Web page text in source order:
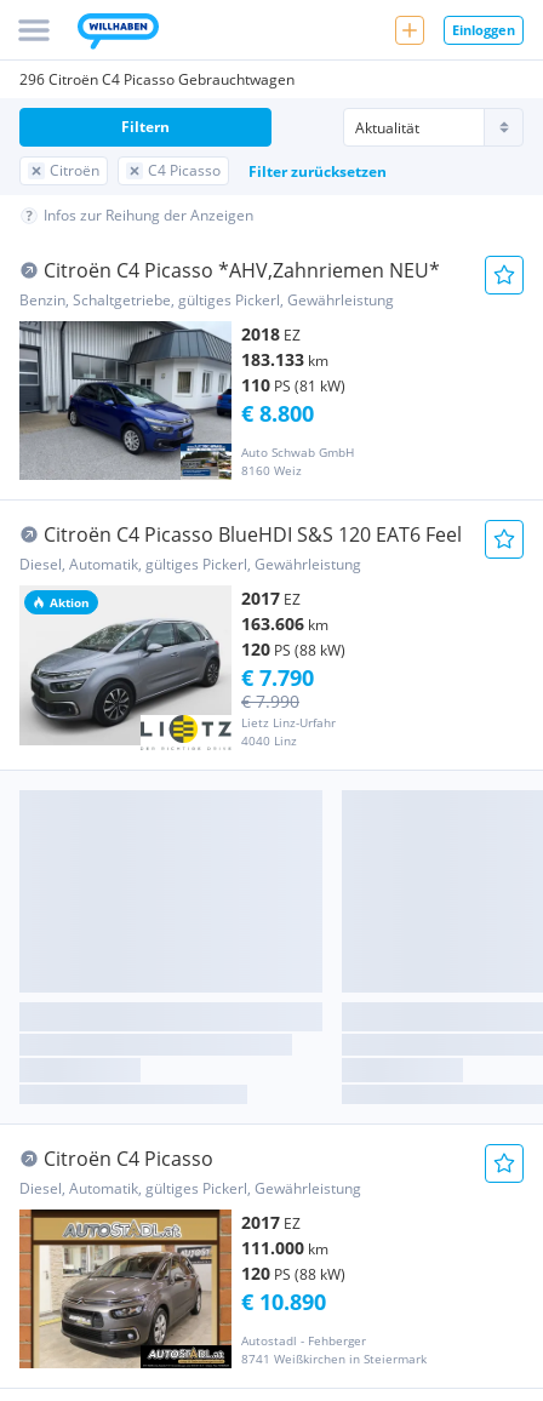
Einloggen
296 Citroën C4 Picasso Gebrauchtwagen
Citroën C4 Picasso Filter zurücksetzen
Filtern
Infos zur Reihung der Anzeigen
Citroën C4 Picasso *AHV,Zahnriemen NEU*
Benzin, Schaltgetriebe, gültiges Pickerl, Gewährleistung
2018 EZ
183.133 km
110 PS (81 kW)
Auto Schwab GmbH
8160 Weiz
€ 8.800
Aktion
Citroën C4 Picasso BlueHDI S&S 120 EAT6 Feel
Diesel, Automatik, gültiges Pickerl, Gewährleistung
2017 EZ
163.606 km
120 PS (88 kW)
Lietz Linz-Urfahr
4040 Linz
€ 7.990
€ 7.790
Citroën C4 Picasso
Diesel, Automatik, gültiges Pickerl, Gewährleistung
2017 EZ
111.000 km
120 PS (88 kW)
Autostadl - Fehberger
8741 Weißkirchen in Steiermark
€ 10.890